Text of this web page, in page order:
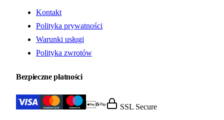
Kontakt
Polityka prywatności
Warunki usługi
Polityka zwrotów
Bezpieczne płatności
SSL Secure